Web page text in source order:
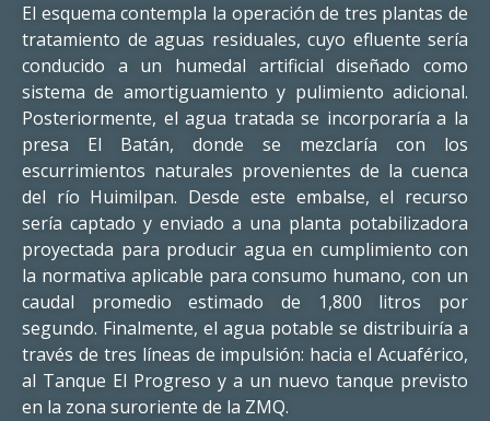
El esquema contempla la operación de tres plantas de
tratamiento de aguas residuales, cuyo efluente sería
conducido a un humedal artificial diseñado como
sistema de amortiguamiento y pulimiento adicional.
Posteriormente, el agua tratada se incorporaría a la
presa El Batán, donde se mezclaría con los
escurrimientos naturales provenientes de la cuenca
del río Huimilpan. Desde este embalse, el recurso
sería captado y enviado a una planta potabilizadora
proyectada para producir agua en cumplimiento con
la normativa aplicable para consumo humano, con un
caudal promedio estimado de 1,800 litros por
segundo. Finalmente, el agua potable se distribuiría a
través de tres líneas de impulsión: hacia el Acuaférico,
al Tanque El Progreso y a un nuevo tanque previsto
en la zona suroriente de la ZMQ.